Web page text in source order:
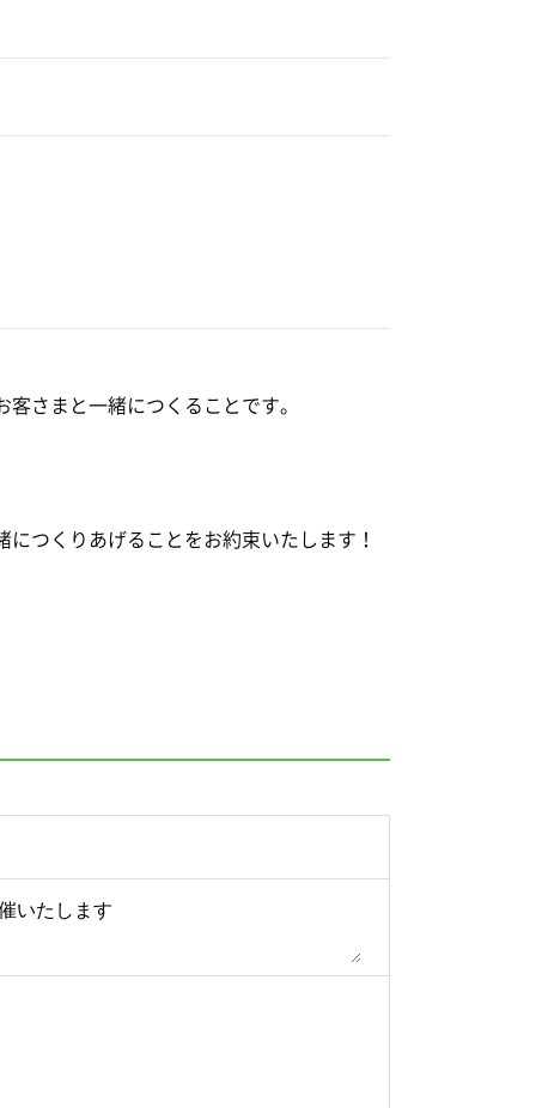
さまと一緒につくることです。
つくりあげることをお約束いたします！